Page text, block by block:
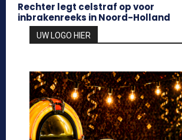
Rechter legt celstraf op voor
inbrakenreeks in Noord-Holland
UW LOGO HIER